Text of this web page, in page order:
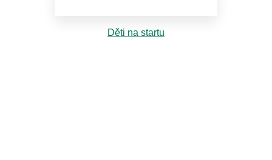
Děti na startu